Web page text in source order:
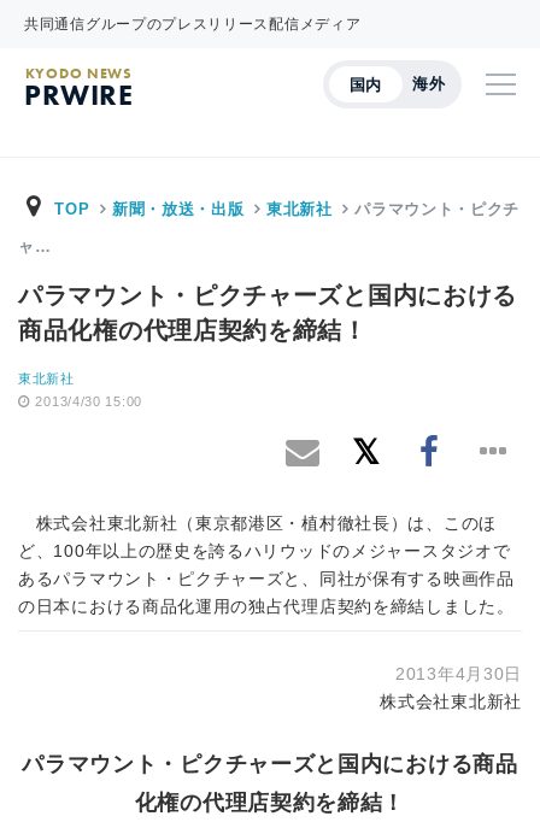
共同通信グループのプレスリリース配信メディア
国内 海外
KYODO NEWS
PRWIRE
TOP 新聞・放送・出版 東北新社 パラマウント・ピクチ
ャ…
パラマウント・ピクチャーズと国内における
商品化権の代理店契約を締結！
東北新社
2013/4/30 15:00
株式会社東北新社（東京都港区・植村徹社長）は、このほ
ど、100年以上の歴史を誇るハリウッドのメジャースタジオで
あるパラマウント・ピクチャーズと、同社が保有する映画作品
の日本における商品化運用の独占代理店契約を締結しました。
2013年4月30日
株式会社東北新社
パラマウント・ピクチャーズと国内における商品
化権の代理店契約を締結！